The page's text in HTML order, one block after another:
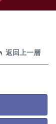
返回上一層